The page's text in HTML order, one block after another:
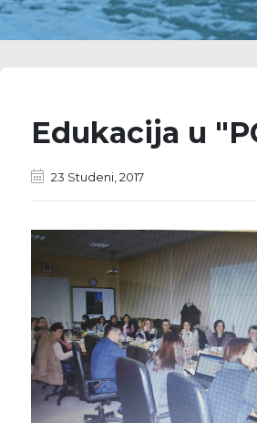
Edukacija u
23 Studeni, 2017